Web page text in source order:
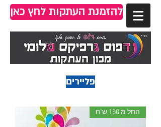
להזמנת העתקות לחץ כאן
פליירים
החל מ 150 ש"ח